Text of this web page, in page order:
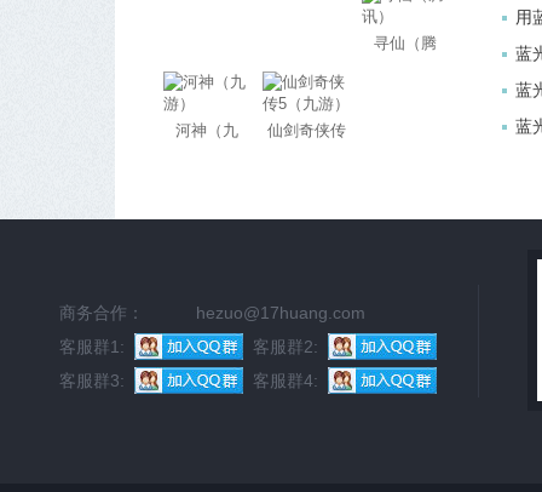
寻仙（腾
河神（九
仙剑奇侠传
程
用
的
蓝
决
蓝
蓝
商务合作：
hezuo@17huang.com
客服群1:
客服群2:
客服群3:
客服群4: